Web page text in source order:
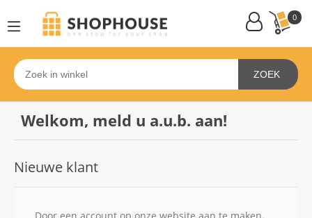
0
ZOEK
Welkom, meld u a.u.b. aan!
Nieuwe klant
Door een account op onze website aan te maken,